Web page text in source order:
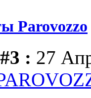
Parovozzo
: 27